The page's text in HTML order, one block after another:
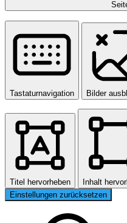
Tastaturnavigation Bilder
Titel hervorheben Inhalt
Einstellungen zurücksetzen